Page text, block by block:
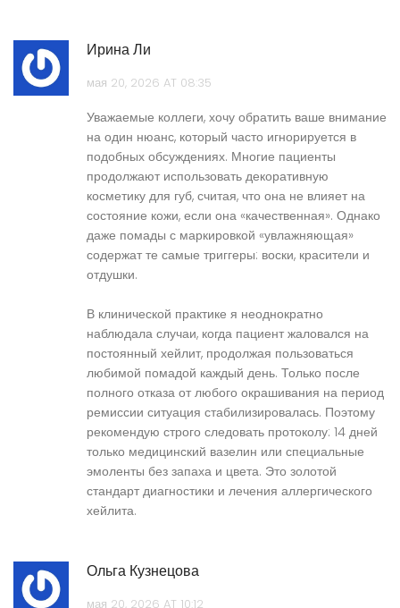
Ирина Ли
мая 20, 2026 AT 08:35
Уважаемые коллеги, хочу обратить ваше внимание
на один нюанс, который часто игнорируется в
подобных обсуждениях. Многие пациенты
продолжают использовать декоративную
косметику для губ, считая, что она не влияет на
состояние кожи, если она «качественная». Однако
даже помады с маркировкой «увлажняющая»
содержат те самые триггеры: воски, красители и
отдушки.
В клинической практике я неоднократно
наблюдала случаи, когда пациент жаловался на
постоянный хейлит, продолжая пользоваться
любимой помадой каждый день. Только после
полного отказа от любого окрашивания на период
ремиссии ситуация стабилизировалась. Поэтому
рекомендую строго следовать протоколу: 14 дней
только медицинский вазелин или специальные
эмоленты без запаха и цвета. Это золотой
стандарт диагностики и лечения аллергического
хейлита.
Ольга Кузнецова
мая 20, 2026 AT 10:12